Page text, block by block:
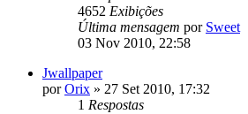
4652 Exibições
Última mensagem por Sweet
03 Nov 2010, 22:58
Jwallpaper
porOrix » 27 Set 2010, 17:32
1 Respostas